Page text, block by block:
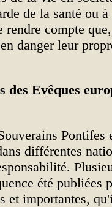
de la santé ou
rendre compte
danger leur
des Evêques
Pontifes
différentes
été publiées
et importantes,